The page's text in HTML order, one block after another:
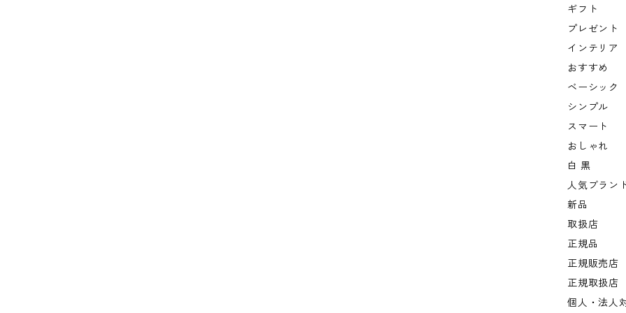
ギフト
プレゼント
インテリア
おすすめ
ベーシック
シンプル
スマート
おしゃれ
白 黒
人気ブラン
新品
取扱店
正規品
正規販売店
正規取扱店
個人・法人